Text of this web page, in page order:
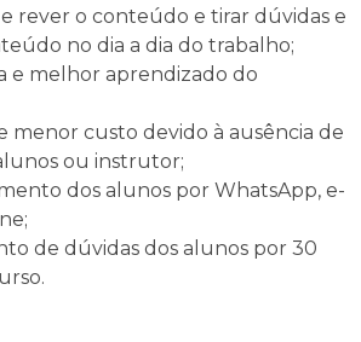
rever o conteúdo e tirar dúvidas e
no dia a dia do trabalho;
e melhor aprendizado do
menor custo devido à ausência de
ou instrutor;
dos alunos por WhatsApp, e-
de dúvidas dos alunos por 30